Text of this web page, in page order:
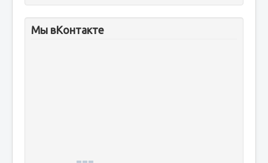
Мы вКонтакте